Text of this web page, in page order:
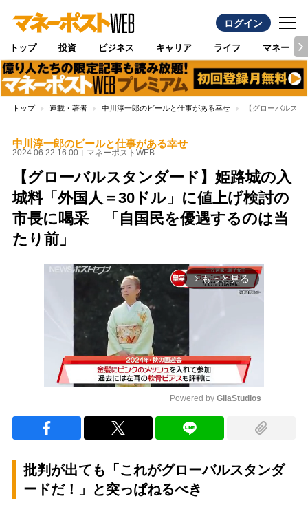
ログイン
トップ 投資 ビジネス キャリア ライフ マネー
トップ 連載・著者 中川淳一郎のビールと仕事がある幸せ 【グローバルス
中川淳一郎のビールと仕事がある幸せ
2024.06.22 16:00 マネーポストWEB
【グローバルスタンダード】姫路城の入
城料「外国人＝30ドル」に値上げ検討の
市長に喝采 「自国民を優遇するのは当
たり前」
arrow_forward_ios もっと見る
Powered by GliaStudios
批判が出ても「これがグローバルスタンダ
ードだ！」と突っぱねるべき